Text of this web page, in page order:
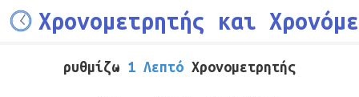
Χρονομετρητής και
ρυθμίζω 1 Λεπτό Χρονομετρητής